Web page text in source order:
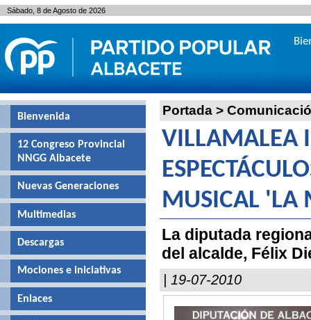
Portada >
VILLAMALEA
MUSICAL 'LA
La diputada
del alcalde, Félix
| 19-07-2010
Bienvenida
12 Congreso Provincial
NNGG Albacete
Nuevas Generaciones
Multimedias
Descargas
Mociones e iniciativas
Enlaces
Sábado, 8 de Agosto de 2026